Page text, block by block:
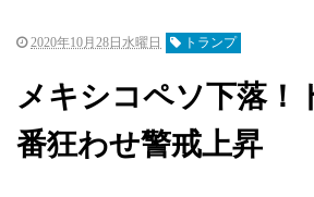
2020年10月28日水曜日 トランプ
メキシコペソ下落！
番狂わせ警戒上昇